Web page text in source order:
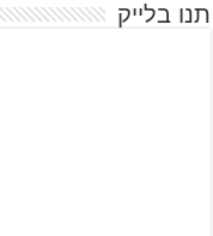
תנו בלייק